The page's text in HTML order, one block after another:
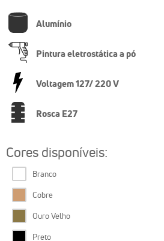
Alumínio
Pintura eletrostática a pó
Voltagem 127/ 220 V
Rosca E27
Cores disponíveis:
Branco
Cobre
Ouro Velho
Preto